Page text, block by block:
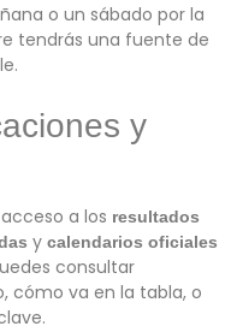
o un sábado por la
tendrás una fuente de
y
a los resultados
y calendarios oficiales
consultar
cómo va en la tabla, o